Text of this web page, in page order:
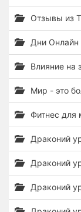
Отзывы из
Дни
Влияние на
Мир - это
Фитнес для
Драконий
Драконий
Драконий